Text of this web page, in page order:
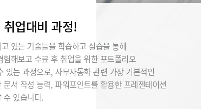
업대비 과정!
있는 기술들을 학습하고 실습을 통해
험해보고 수료 후 취업을 위한 포트폴리오
있는 과정으로, 사무자동화 관련 가장 기본적인
문서 작성 능력, 파워포인트를 활용한 프레젠테이션
수 있습니다.